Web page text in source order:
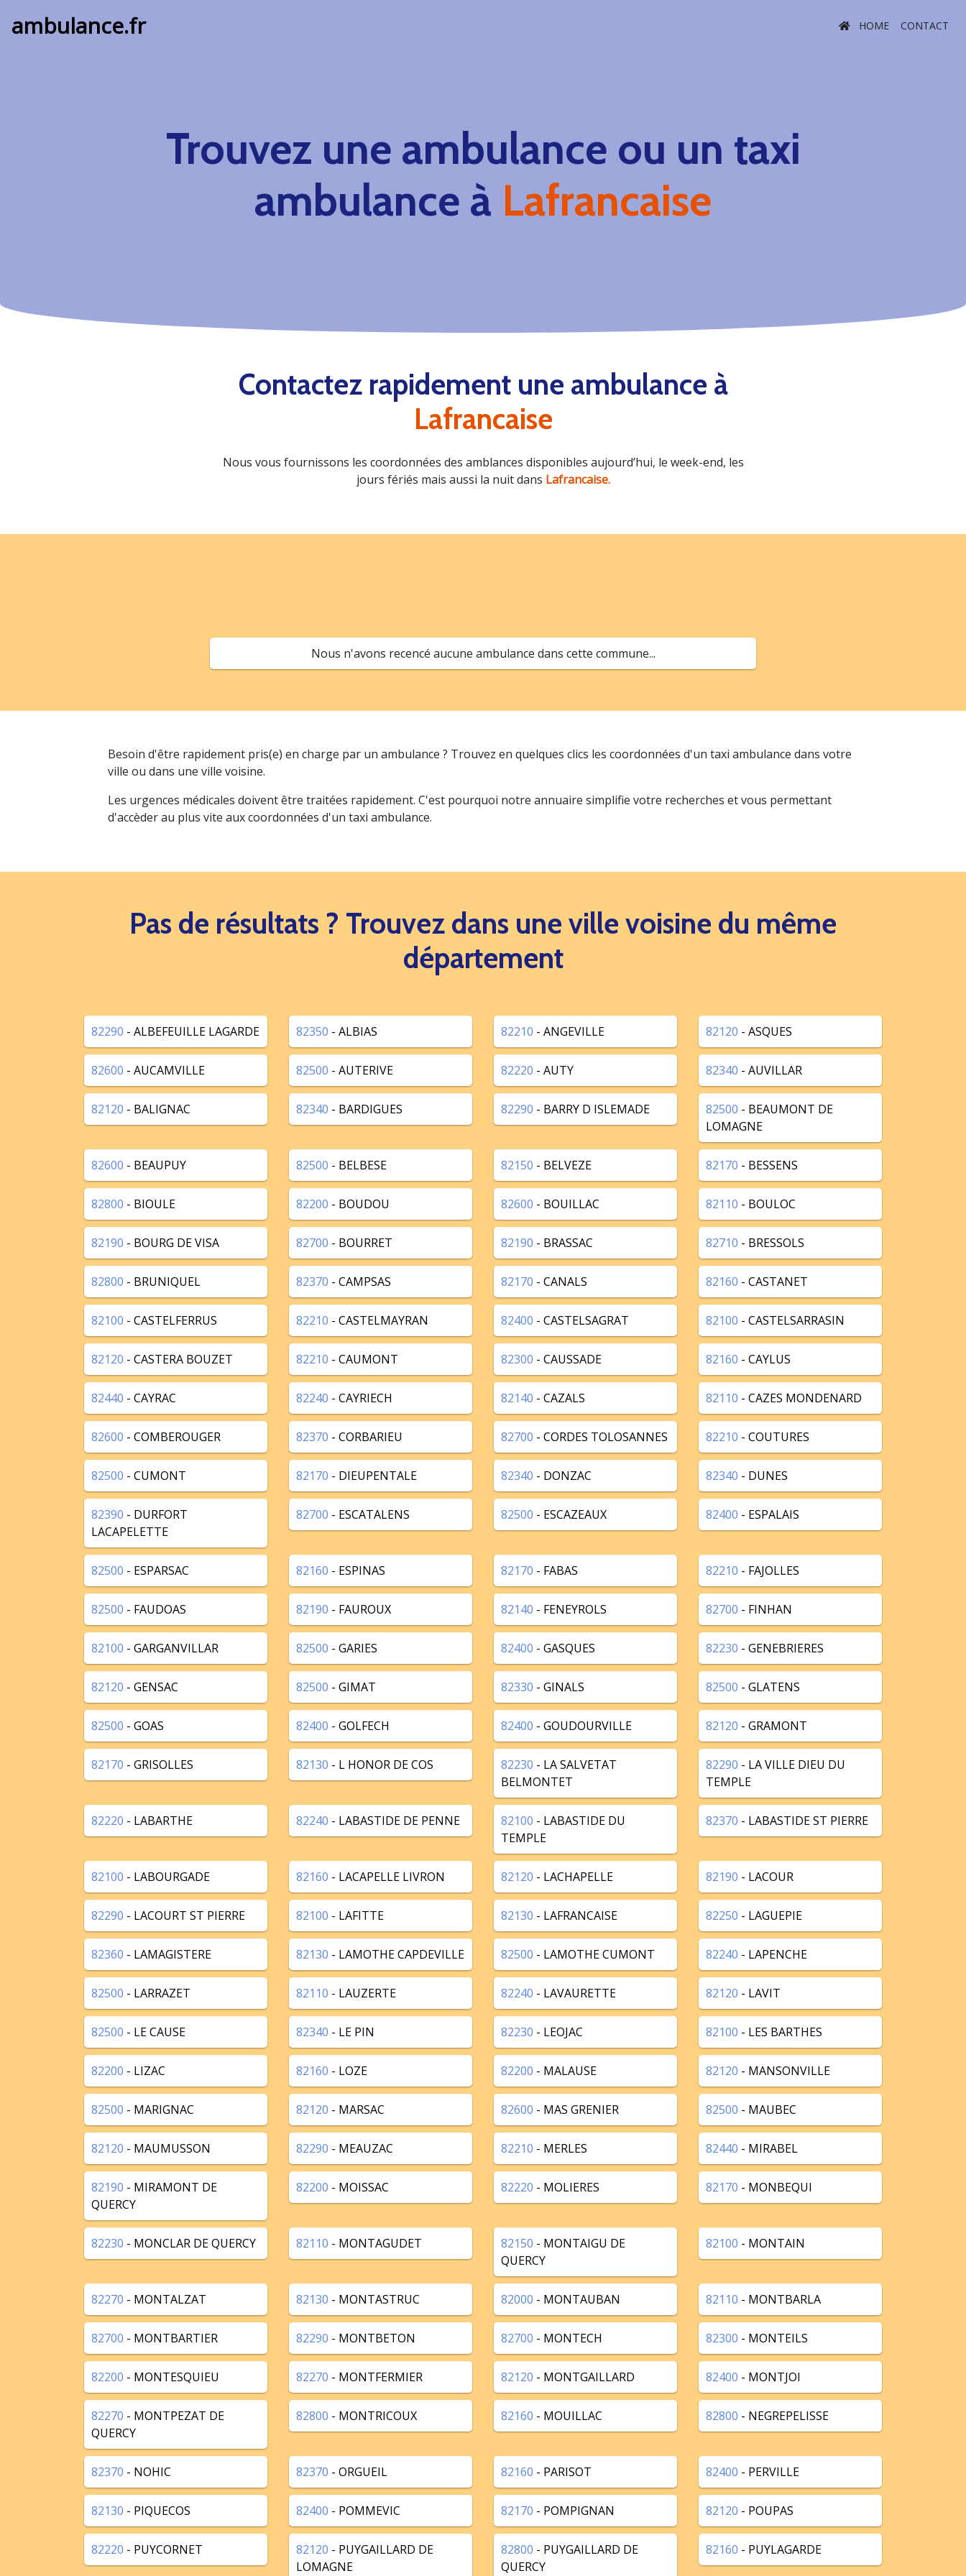
ambulance.fr HOME CONTACT
Trouvez une ambulance ou un taxi
ambulance à Lafrancaise
Contactez rapidement une ambulance à
Lafrancaise
Nous vous fournissons les coordonnées des amblances disponibles aujourd’hui, le week-end, les
jours fériés mais aussi la nuit dans Lafrancaise.
Nous n'avons recencé aucune ambulance dans cette commune...
Besoin d'être rapidement pris(e) en charge par un ambulance ? Trouvez en quelques clics les coordonnées d'un taxi ambulance dans votre
ville ou dans une ville voisine.
Les urgences médicales doivent être traitées rapidement. C'est pourquoi notre annuaire simplifie votre recherches et vous permettant
d'accèder au plus vite aux coordonnées d'un taxi ambulance.
Pas de résultats ? Trouvez dans une ville voisine du même
département
82290 - ALBEFEUILLE LAGARDE 82350 - ALBIAS 82210 - ANGEVILLE 82120 - ASQUES
82600 - AUCAMVILLE 82500 - AUTERIVE 82220 - AUTY 82340 - AUVILLAR
82120 - BALIGNAC 82340 - BARDIGUES 82290 - BARRY D ISLEMADE 82500 - BEAUMONT DE
LOMAGNE
82600 - BEAUPUY 82500 - BELBESE 82150 - BELVEZE 82170 - BESSENS
82800 - BIOULE 82200 - BOUDOU 82600 - BOUILLAC 82110 - BOULOC
82190 - BOURG DE VISA 82700 - BOURRET 82190 - BRASSAC 82710 - BRESSOLS
82800 - BRUNIQUEL 82370 - CAMPSAS 82170 - CANALS 82160 - CASTANET
82100 - CASTELFERRUS 82210 - CASTELMAYRAN 82400 - CASTELSAGRAT 82100 - CASTELSARRASIN
82120 - CASTERA BOUZET 82210 - CAUMONT 82300 - CAUSSADE 82160 - CAYLUS
82440 - CAYRAC 82240 - CAYRIECH 82140 - CAZALS 82110 - CAZES MONDENARD
82600 - COMBEROUGER 82370 - CORBARIEU 82700 - CORDES TOLOSANNES 82210 - COUTURES
82500 - CUMONT 82170 - DIEUPENTALE 82340 - DONZAC 82340 - DUNES
82390 - DURFORT
LACAPELETTE
82700 - ESCATALENS 82500 - ESCAZEAUX 82400 - ESPALAIS
82500 - ESPARSAC 82160 - ESPINAS 82170 - FABAS 82210 - FAJOLLES
82500 - FAUDOAS 82190 - FAUROUX 82140 - FENEYROLS 82700 - FINHAN
82100 - GARGANVILLAR 82500 - GARIES 82400 - GASQUES 82230 - GENEBRIERES
82120 - GENSAC 82500 - GIMAT 82330 - GINALS 82500 - GLATENS
82500 - GOAS 82400 - GOLFECH 82400 - GOUDOURVILLE 82120 - GRAMONT
82170 - GRISOLLES 82130 - L HONOR DE COS 82230 - LA SALVETAT
BELMONTET
82290 - LA VILLE DIEU DU
TEMPLE
82220 - LABARTHE 82240 - LABASTIDE DE PENNE 82100 - LABASTIDE DU
TEMPLE
82370 - LABASTIDE ST PIERRE
82100 - LABOURGADE 82160 - LACAPELLE LIVRON 82120 - LACHAPELLE 82190 - LACOUR
82290 - LACOURT ST PIERRE 82100 - LAFITTE 82130 - LAFRANCAISE 82250 - LAGUEPIE
82360 - LAMAGISTERE 82130 - LAMOTHE CAPDEVILLE 82500 - LAMOTHE CUMONT 82240 - LAPENCHE
82500 - LARRAZET 82110 - LAUZERTE 82240 - LAVAURETTE 82120 - LAVIT
82500 - LE CAUSE 82340 - LE PIN 82230 - LEOJAC 82100 - LES BARTHES
82200 - LIZAC 82160 - LOZE 82200 - MALAUSE 82120 - MANSONVILLE
82500 - MARIGNAC 82120 - MARSAC 82600 - MAS GRENIER 82500 - MAUBEC
82120 - MAUMUSSON 82290 - MEAUZAC 82210 - MERLES 82440 - MIRABEL
82190 - MIRAMONT DE
QUERCY
82200 - MOISSAC 82220 - MOLIERES 82170 - MONBEQUI
82230 - MONCLAR DE QUERCY 82110 - MONTAGUDET 82150 - MONTAIGU DE
QUERCY
82100 - MONTAIN
82270 - MONTALZAT 82130 - MONTASTRUC 82000 - MONTAUBAN 82110 - MONTBARLA
82700 - MONTBARTIER 82290 - MONTBETON 82700 - MONTECH 82300 - MONTEILS
82200 - MONTESQUIEU 82270 - MONTFERMIER 82120 - MONTGAILLARD 82400 - MONTJOI
82270 - MONTPEZAT DE
QUERCY
82800 - MONTRICOUX 82160 - MOUILLAC 82800 - NEGREPELISSE
82370 - NOHIC 82370 - ORGUEIL 82160 - PARISOT 82400 - PERVILLE
82130 - PIQUECOS 82400 - POMMEVIC 82170 - POMPIGNAN 82120 - POUPAS
82220 - PUYCORNET 82120 - PUYGAILLARD DE
LOMAGNE
82800 - PUYGAILLARD DE
QUERCY
82160 - PUYLAGARDE